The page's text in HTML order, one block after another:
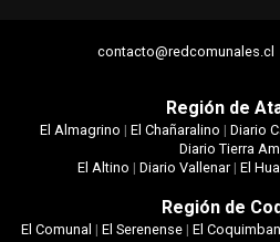
Región de
El Almagrino | El Chañaralino | Diario
Diario Tierra
El Altino | Diario Vallenar| El
Región de
El Comunal | El Serenense| El